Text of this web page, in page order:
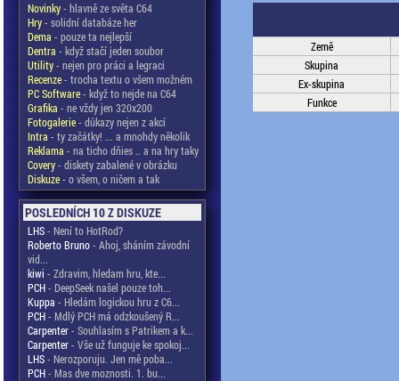
Novinky- hlavně ze světa C64
Hry- solidní databáze her
Dema - pouze ta nejlepší
Dentra - když stačí jeden soubor
Utility- nejen pro práci a legraci
Recenze- trocha textu o všem možném
PC Software- když to nejde na C64
Grafika - ne vždy jen 320x200
Fotogalerie- důkazy nejen z akcí
Intra - ty začátky! ... a mnohdy několik
Reklama - na ticho dňies .. a na hry taky
Covery- diskety zabalené v obrázku
Diskuze- o všem, o ničem a tak
POSLEDNÍCH 10 Z DISKUZE
LHS- Není to HotRod?
Roberto Bruno- Ahoj, sháním závodní
vid...
kiwi - Zdravim, hledam hru, kte...
PCH- DeepSeek našel pouze toh...
Kuppa - Hledám logickou hru z C6...
PCH- Mdlý PCH má odzkoušený R...
Carpenter- Souhlasím s Patrikem a k...
Carpenter- Vše už funguje ke spokoj...
LHS- Nerozporuju. Jen mě poba...
PCH- Mas dve moznosti. 1. bu...
Země
Skupina
Ex-skupina
Funkce